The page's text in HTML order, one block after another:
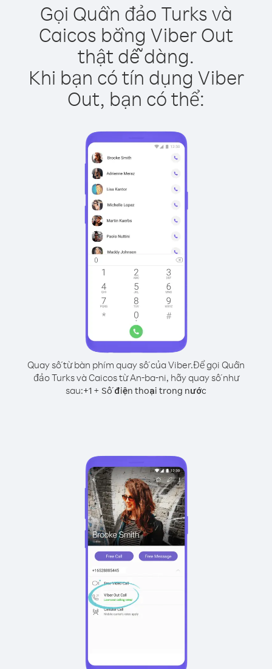
Gọi Quần đảo Turks và
Caicos bằng Viber Out
thật dễ dàng.
Khi bạn có tín dụng Viber
Out, bạn có thể:
Quay số từ bàn phím quay số của Viber.Để gọi Quần
đảo Turks và Caicos từ An-ba-ni, hãy quay số như
sau:+1 + Số điện thoại trong nước